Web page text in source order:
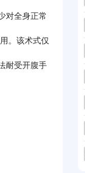
对全身正常
。该术式仅
耐受开腹手